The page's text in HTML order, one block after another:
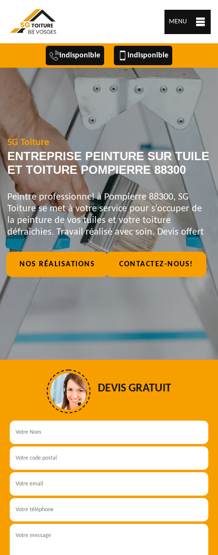
MENU
indisponible indisponible
SG Toiture
ENTREPRISE PEINTURE SUR TUILE
ET TOITURE POMPIERRE 88300
Peintre professionnel à Pompierre 88300, SG
Toiture se met à votre service pour s'occuper de
la peinture de vos tuiles et votre toiture
défraîchies. Travail réalisé avec soin. Devis offert
NOS RÉALISATIONS CONTACTEZ-NOUS!
DEVIS GRATUIT